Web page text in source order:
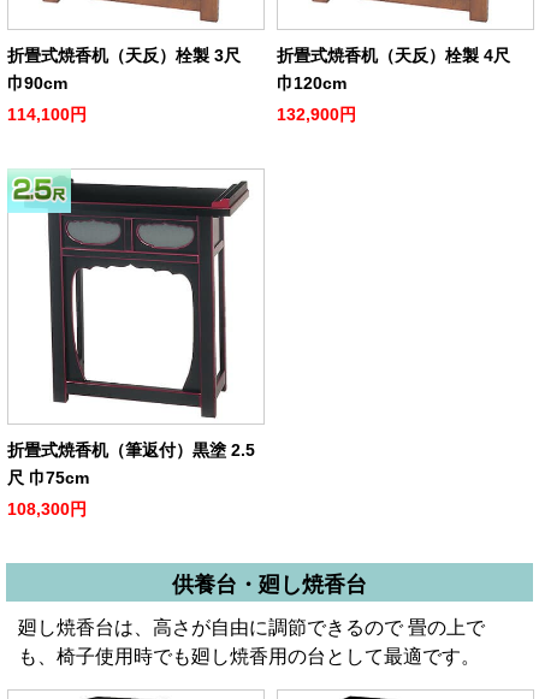
折畳式焼香机（天反）栓製 3尺
巾90cm
114,100円
折畳式焼香机（天反）栓製 4尺
巾120cm
132,900円
折畳式焼香机（筆返付）黒塗 2.5
尺 巾75cm
108,300円
供養台・廻し焼香台
廻し焼香台は、高さが自由に調節できるので 畳の上で
も、椅子使用時でも廻し焼香用の台として最適です。